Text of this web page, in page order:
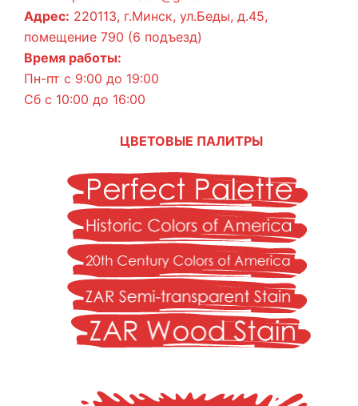
Адрес: 220113, г.Минск, ул.Беды, д.45,
помещение 790 (6 подъезд)
Время работы:
Пн-пт с 9:00 до 19:00
Сб с 10:00 до 16:00
ЦВЕТОВЫЕ ПАЛИТРЫ